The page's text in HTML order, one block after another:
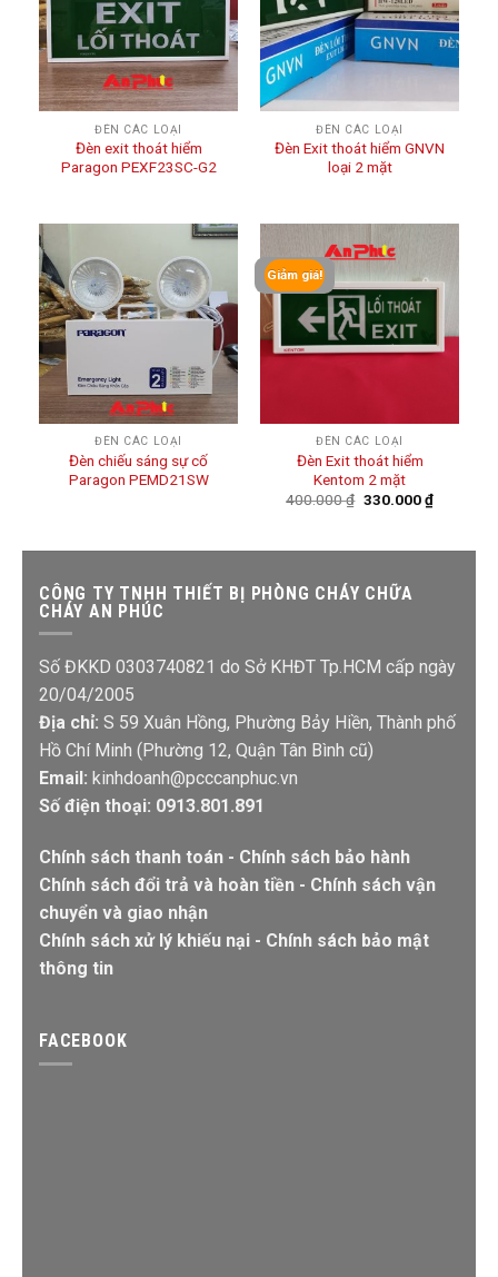
ĐÈN CÁC LOẠI
Đèn exit thoát hiểm
Paragon PEXF23SC-G2
ĐÈN CÁC LOẠI
Đèn Exit thoát hiểm GNVN
loại 2 mặt
ĐÈN CÁC LOẠI
Đèn chiếu sáng sự cố
Paragon PEMD21SW
Giảm giá!
ĐÈN CÁC LOẠI
Đèn Exit thoát hiểm
Kentom 2 mặt
400.000₫ 330.000₫
CÔNG TY TNHH THIẾT BỊ PHÒNG CHÁY CHỮA
CHÁY AN PHÚC
Số ĐKKD 0303740821 do Sở KHĐT Tp.HCM cấp ngày
20/04/2005
Địa chỉ: S 59 Xuân Hồng, Phường Bảy Hiền, Thành phố
Hồ Chí Minh (Phường 12, Quận Tân Bình cũ)
Email: kinhdoanh@pcccanphuc.vn
Số điện thoại: 0913.801.891
Chính sách thanh toán - Chính sách bảo hành
Chính sách đổi trả và hoàn tiền - Chính sách vận
chuyển và giao nhận
Chính sách xử lý khiếu nại - Chính sách bảo mật
thông tin
FACEBOOK